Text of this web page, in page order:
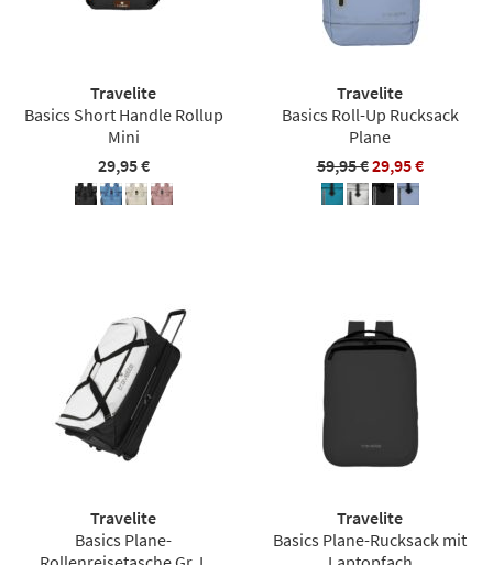
Travelite
Basics Short Handle Rollup
Mini
29,95 €
Travelite
Basics Roll-Up Rucksack
Plane
59,95 €29,95 €
Travelite
Basics Plane-
Travelite
Basics Plane-Rucksack mit